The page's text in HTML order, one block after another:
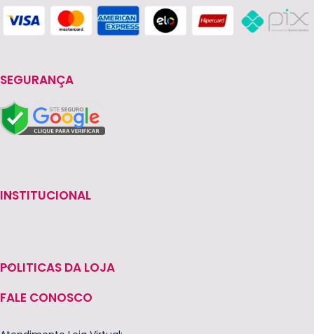
SEGURANÇA
INSTITUCIONAL
POLITICAS DA LOJA
FALE CONOSCO